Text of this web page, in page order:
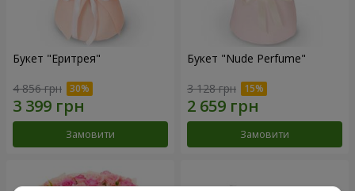
Букет "Еритрея"
4 856 грн
Замовити
Букет "Nude Perfume"
3 128 грн
Замовити